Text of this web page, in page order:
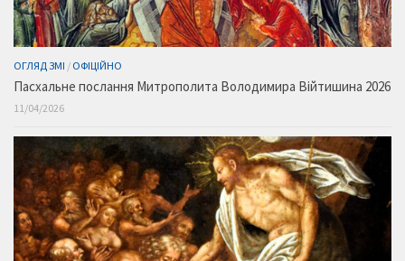
ОГЛЯД ЗМІ / ОФІЦІЙНО
Пасхальне послання Митрополита Володимира Війтишина 2026
11/04/2026